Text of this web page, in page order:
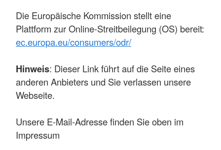
Die Europäische Kommission stellt eine
Plattform zur Online-Streitbeilegung (OS) bereit:
ec.europa.eu/consumers/odr/
Hinweis: Dieser Link führt auf die Seite eines
anderen Anbieters und Sie verlassen unsere
Webseite.
Unsere E-Mail-Adresse finden Sie oben im
Impressum